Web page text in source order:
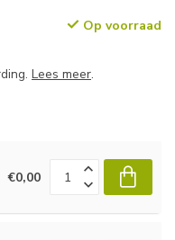
Op voorraad
Lees meer.
€0,00